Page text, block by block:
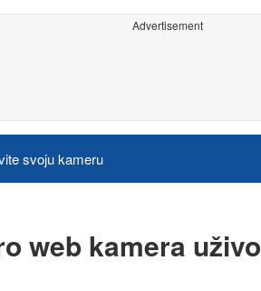
Advertisement
svoju kameru
web kamera uživo